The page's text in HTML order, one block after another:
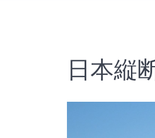
日本縦